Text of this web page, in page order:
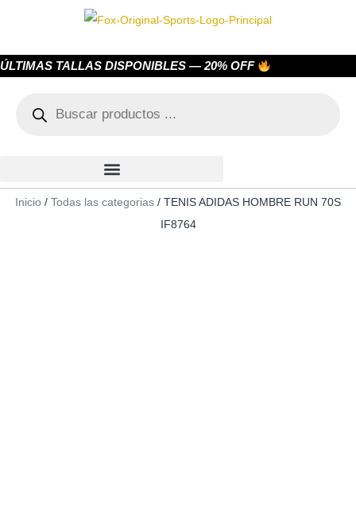
ÚLTIMAS TALLAS DISPONIBLES — 20% OFF
Inicio / Todas las categorias / TENIS ADIDAS HOMBRE RUN 70S
IF8764